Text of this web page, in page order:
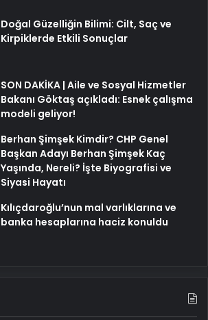
Doğal Güzelliğin Bilimi: Cilt, Saç ve
Kirpiklerde Etkili Sonuçlar
SON DAKİKA | Aile ve Sosyal Hizmetler
Bakanı Göktaş açıkladı: Esnek çalışma
modeli geliyor!
Berhan Şimşek Kimdir? CHP Genel
Başkan Adayı Berhan Şimşek Kaç
Yaşında, Nereli? İşte Biyografisi ve
Siyasi Hayatı
Kılıçdaroğlu’nun mal varlıklarına ve
banka hesaplarına haciz konuldu